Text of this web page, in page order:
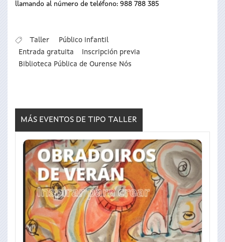
llamando al número de teléfono: 988 788 385
Taller
Público infantil
Entrada gratuita
Inscripción previa
Biblioteca Pública de Ourense Nós
MÁS EVENTOS DE TIPO TALLER